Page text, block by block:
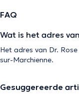
FAQ
Wat is het adres
Het adres van Dr.
sur-Marchienne.
Gesuggereerde